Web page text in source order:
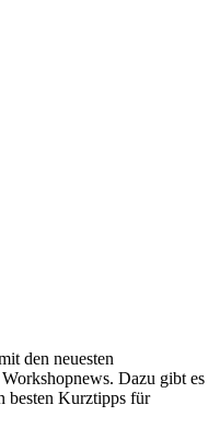
den neuesten
Dazu gibt es
besten Kurztipps für